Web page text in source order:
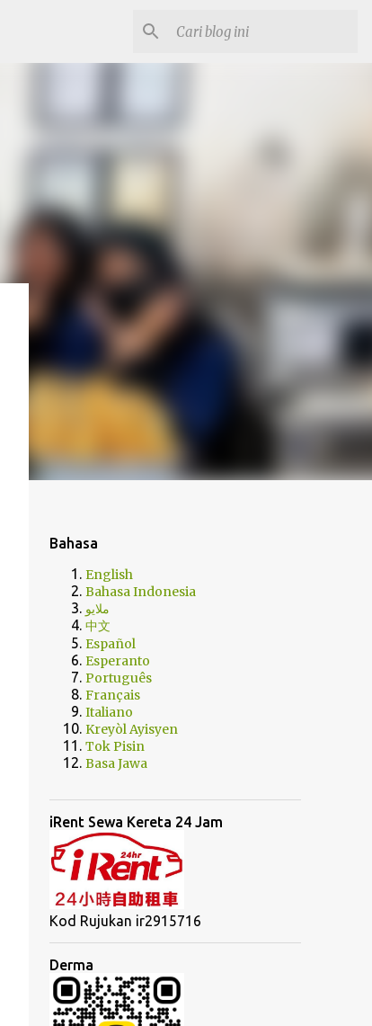
Bahasa
English
Bahasa Indonesia
ملايو
中文
Español
Esperanto
Português
Français
Italiano
Kreyòl Ayisyen
Tok Pisin
Basa Jawa
iRent Sewa Kereta 24 Jam
Kod Rujukan ir2915716
Derma